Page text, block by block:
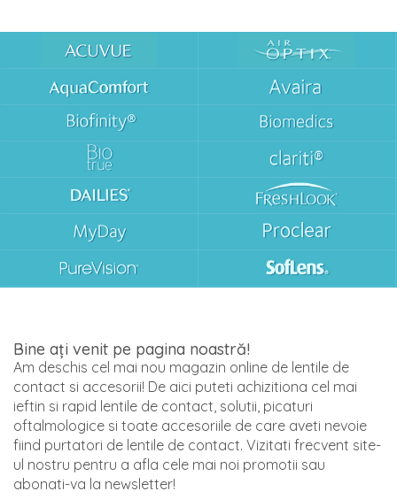
Bine ați venit pe pagina noastră!
Am deschis cel mai nou magazin online de lentile de
contact si accesorii! De aici puteti achizitiona cel mai
ieftin si rapid lentile de contact, solutii, picaturi
oftalmologice si toate accesoriile de care aveti nevoie
fiind purtatori de lentile de contact. Vizitati frecvent site-
ul nostru pentru a afla cele mai noi promotii sau
abonati-va la newsletter!